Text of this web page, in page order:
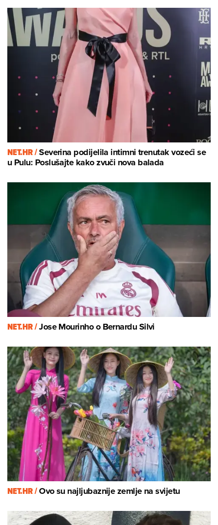
NET.HR /Severina podijelila intimni trenutak vozeći se
u Pulu: Poslušajte kako zvuči nova balada
NET.HR /Jose Mourinho o Bernardu Silvi
NET.HR /Ovo su najljubaznije zemlje na svijetu